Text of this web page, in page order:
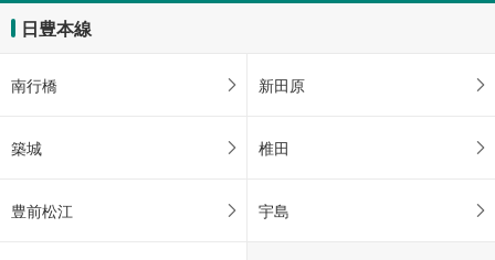
日豊本線
南行橋 新田原
築城 椎田
豊前松江 宇島